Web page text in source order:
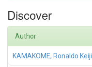
Discover
Author
KAMAKOME, Ronaldo Keiji